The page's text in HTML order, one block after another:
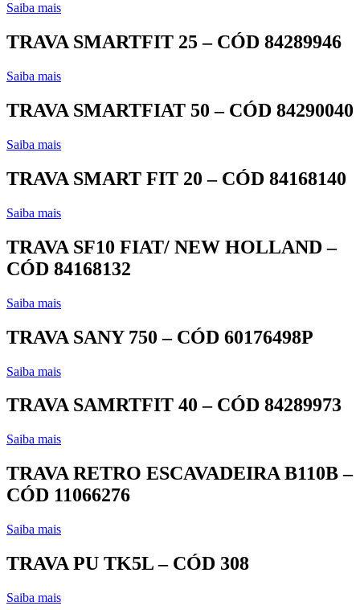
Saiba mais
TRAVA SMARTFIT 25 – CÓD 84289946
Saiba mais
TRAVA SMARTFIAT 50 – CÓD 84290040
Saiba mais
TRAVA SMART FIT 20 – CÓD 84168140
Saiba mais
TRAVA SF10 FIAT/ NEW HOLLAND –
CÓD 84168132
Saiba mais
TRAVA SANY 750 – CÓD 60176498P
Saiba mais
TRAVA SAMRTFIT 40 – CÓD 84289973
Saiba mais
TRAVA RETRO ESCAVADEIRA B110B –
CÓD 11066276
Saiba mais
TRAVA PU TK5L – CÓD 308
Saiba mais